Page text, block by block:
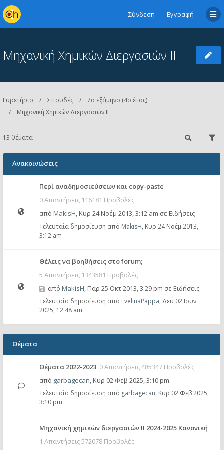
Σύνδεση Εγγραφή
Μηχανική Χημικών Διεργασιών ΙΙ
Ευρετήριο Σπουδές
7ο εξάμηνο (4ο έτος)
Μηχανική Χημικών Διεργασιών ΙΙ
13 θέματα
Ανακοινώσεις
Περί αναδημοσιεύσεων και copy-paste
0 Απαντήσεις 116181 Προβολές
από MakisH, Κυρ 24 Νοέμ 2013, 3:12 am σε Ειδήσεις
Τελευταία δημοσίευση από MakisH, Κυρ 24 Νοέμ 2013,
3:12 am
Θέλεις να βοηθήσεις στο forum;
5 Απαντήσεις 1343581 Προβολές
από MakisH, Παρ 25 Οκτ 2013, 3:29 pm σε Ειδήσεις
Τελευταία δημοσίευση από EvelinaPappa, Δευ 02 Ιουν
2025, 12:48 am
Θέματα
Θέματα 2022-2023 0 Απαντήσεις 485347 Προβολές
από garbagecan, Κυρ 02 Φεβ 2025, 3:10 pm
Τελευταία δημοσίευση από garbagecan, Κυρ 02 Φεβ 2025,
3:10 pm
Μηχανική χημικών διεργασιών ΙΙ 2024-2025 Κανονική
1 Απαντήσεις 572078 Προβολές